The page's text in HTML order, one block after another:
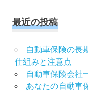
最近の投稿
自動車保険の長
仕組みと注意点
自動車保険会社
あなたの自動車